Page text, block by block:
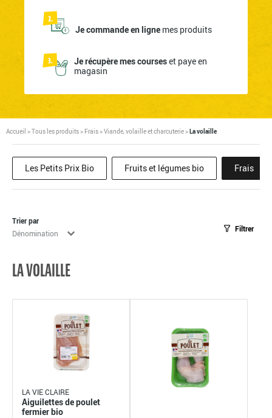
Je commande en ligne mes produits
Je récupère mes courseset paye en
magasin
Accueil >Tous les produits> Frais>Viande, volaille et charcuterie>La volaille
Les Petits Prix Bio Fruits et légumes bio Frais
Trier par
Tri
Trier le contenu Filtrer
LA VOLAILLE
LA VIE CLAIRE
Aiguilettes de poulet
fermier bio